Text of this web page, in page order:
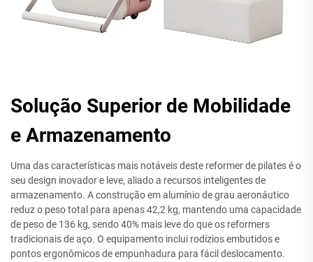
Solução Superior de Mobilidade
e Armazenamento
Uma das características mais notáveis deste reformer de pilates é o
seu design inovador e leve, aliado a recursos inteligentes de
armazenamento. A construção em alumínio de grau aeronáutico
reduz o peso total para apenas 42,2 kg, mantendo uma capacidade
de peso de 136 kg, sendo 40% mais leve do que os reformers
tradicionais de aço. O equipamento inclui rodízios embutidos e
pontos ergonômicos de empunhadura para fácil deslocamento.